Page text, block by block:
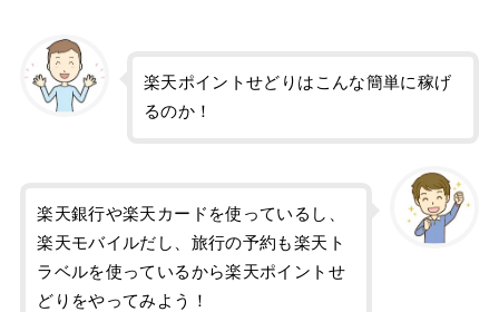
楽天ポイントせどりはこんな簡単に稼げ
るのか！
楽天銀行や楽天カードを使っているし、
楽天モバイルだし、旅行の予約も楽天ト
ラベルを使っているから楽天ポイントせ
どりをやってみよう！